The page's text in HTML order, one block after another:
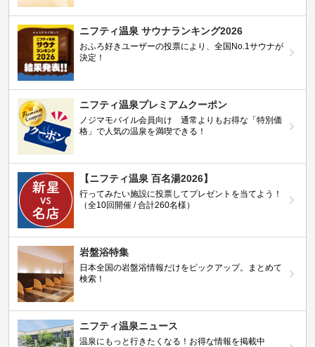
ニフティ温泉 サウナランキング2026
おふろ好きユーザーの投票により、全国No.1サウナが
決定！
ニフティ温泉プレミアムクーポン
ノジマモバイル会員向け 通常よりもお得な「特別価
格」で人気の温泉を満喫できる！
【ニフティ温泉 百名湯2026】
行ってみたい施設に投票してプレゼントを当てよう！
（全10回開催 / 合計260名様）
岩盤浴特集
日本全国の岩盤浴情報だけをピックアップ。まとめて
検索！
ニフティ温泉ニュース
温泉にもっと行きたくなる！お得な情報を掲載中